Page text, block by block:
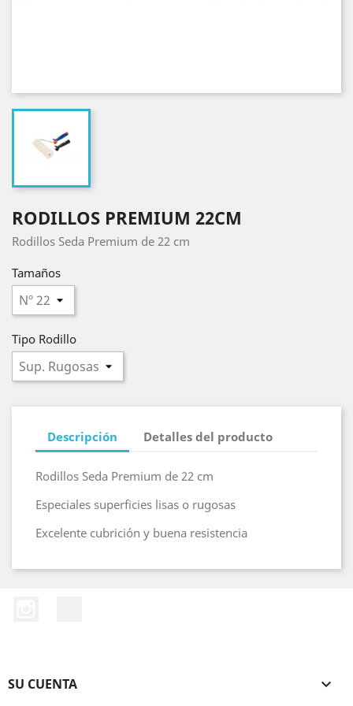
RODILLOS PREMIUM 22CM
Rodillos Seda Premium de 22 cm
Tamaños
Tipo Rodillo
Descripción Detalles del producto
Rodillos Seda Premium de 22 cm
Especiales superficies lisas o rugosas
Excelente cubrición y buena resistencia
SU CUENTA 